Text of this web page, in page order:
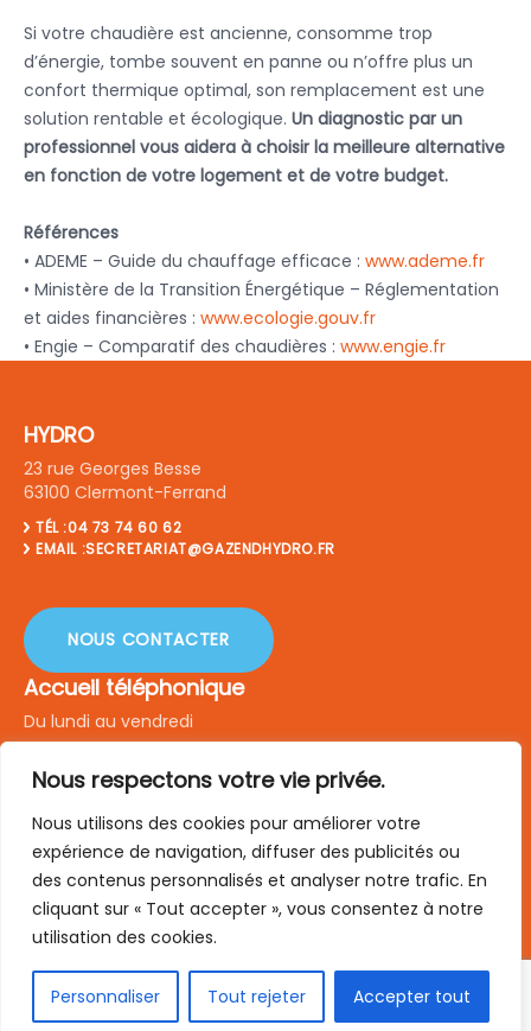
Nous respectons votre vie privée.
Nous utilisons des cookies pour améliorer votre
expérience de navigation, diffuser des publicités ou
des contenus personnalisés et analyser notre trafic. En
cliquant sur « Tout accepter », vous consentez à notre
utilisation des cookies.
Personnaliser Tout rejeter Accepter tout
Si votre chaudière est ancienne, consomme trop
d’énergie, tombe souvent en panne ou n’offre plus un
confort thermique optimal, son remplacement est une
solution rentable et écologique. Un diagnostic par un
professionnel vous aidera à choisir la meilleure alternative
en fonction de votre logement et de votre budget.
Références
• ADEME – Guide du chauffage efficace : www.ademe.fr
• Ministère de la Transition Énergétique – Réglementation
et aides financières : www.ecologie.gouv.fr
• Engie – Comparatif des chaudières : www.engie.fr
HYDRO
23 rue Georges Besse
63100 Clermont-Ferrand
TÉL :04 73 74 60 62
EMAIL :SECRETARIAT@GAZENDHYDRO.FR
NOUS CONTACTER
Accueil téléphonique
Du lundi au vendredi
Suivez-nous sur
ACTUALITÉS
POLITIQUE DE CONFIDENTIALITÉ
MENTIONS LÉGALES
C.G.V
Site web réalisé par AGENCE DIGITALE à Clermont-Ferrand.